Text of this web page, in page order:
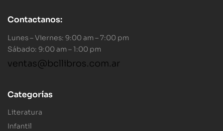
Contactanos:
Lunes – Viernes: 9:00 am – 7:00 pm
Sábado: 9:00 am – 1:00 pm
ventas@bcllibros.com.ar
Categorías
Literatura
Infantil